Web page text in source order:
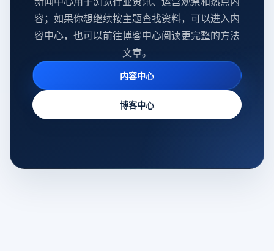
容；如果你想继续按主题查找资料，可以进入内
容中心，也可以前往博客中心阅读更完整的方法
文章。
内容中心
博客中心